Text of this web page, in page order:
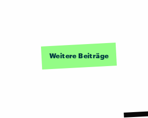
Weitere Beiträge